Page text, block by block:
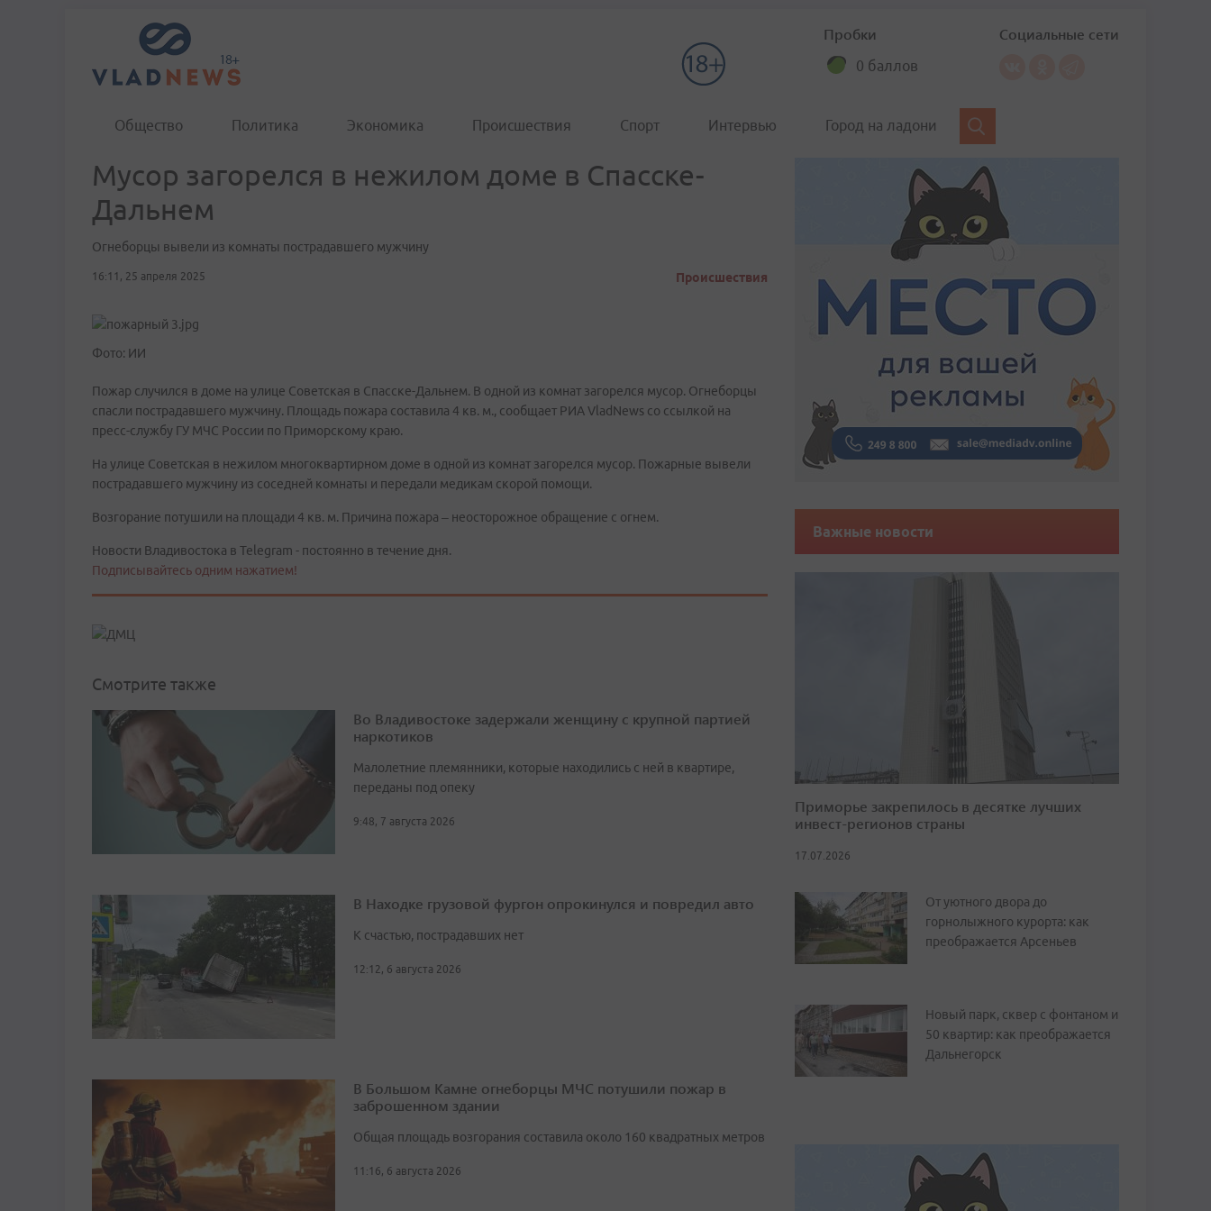
Пробки
0 баллов
Социальные сети
Общество Политика Экономика Происшествия Спорт Интервью Город на ладони
Мусор загорелся в нежилом доме в Спасске-
Дальнем
Огнеборцы вывели из комнаты пострадавшего мужчину
16:11, 25 апреля 2025 Происшествия
Фото: ИИ
Пожар случился в доме на улице Советская в Спасске-Дальнем. В одной из комнат загорелся мусор. Огнеборцы
спасли пострадавшего мужчину. Площадь пожара составила 4 кв. м., сообщает РИА VladNews со ссылкой на
пресс-службу ГУ МЧС России по Приморскому краю.
На улице Советская в нежилом многоквартирном доме в одной из комнат загорелся мусор. Пожарные вывели
пострадавшего мужчину из соседней комнаты и передали медикам скорой помощи.
Возгорание потушили на площади 4 кв. м. Причина пожара – неосторожное обращение с огнем.
Новости Владивостока в Telegram - постоянно в течение дня.
Подписывайтесь одним нажатием!
Смотрите также
Во Владивостоке задержали женщину с крупной партией
наркотиков
Малолетние племянники, которые находились с ней в квартире,
переданы под опеку
9:48, 7 августа 2026
В Находке грузовой фургон опрокинулся и повредил авто
К счастью, пострадавших нет
12:12, 6 августа 2026
В Большом Камне огнеборцы МЧС потушили пожар в
заброшенном здании
Общая площадь возгорания составила около 160 квадратных метров
11:16, 6 августа 2026
Важные новости
Приморье закрепилось в десятке лучших
инвест-регионов страны
17.07.2026
От уютного двора до
горнолыжного курорта: как
преображается Арсеньев
Новый парк, сквер с фонтаном и
50 квартир: как преображается
Дальнегорск